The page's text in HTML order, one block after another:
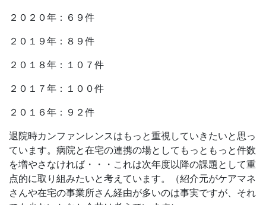
２０２０年：６９件
２０１９年：８９件
２０１８年：１０７件
２０１７年：１００件
２０１６年：９２件
退院時カンファンレンスはもっと重視していきたいと思っ
ています。病院と在宅の連携の場としてもっともっと件数
を増やさなければ・・・これは次年度以降の課題として重
点的に取り組みたいと考えています。（紹介元がケアマネ
さんや在宅の事業所さん経由が多いのは事実ですが、それ